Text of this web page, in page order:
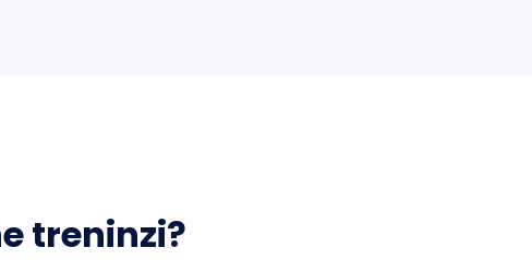
treninzi?